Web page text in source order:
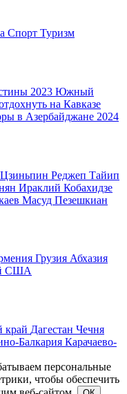
Спорт Туризм
2023 Южный
на Кавказе
в Азербайджане 2024
Реджеп Тайип
Ираклий Кобахидзе
Масуд Пезешкиан
Грузия Абхазия
США
край Дагестан Чечня
Балкария Карачаево-
персональные
чтобы обеспечить